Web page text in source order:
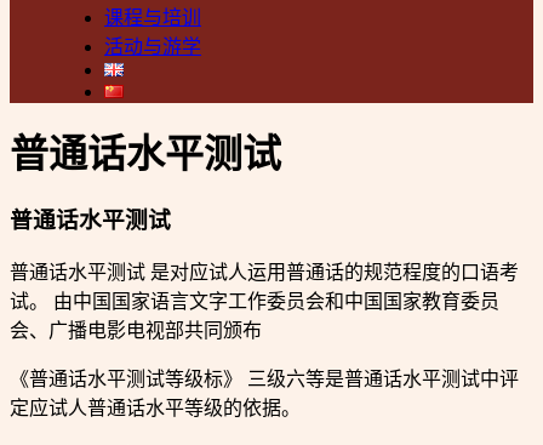
课程与培训
活动与游学
普通话水平测试
普通话水平测试
普通话水平测试 是对应试人运用普通话的规范程度的口语考
试。 由中国国家语言文字工作委员会和中国国家教育委员
会、广播电影电视部共同颁布
《普通话水平测试等级标》 三级六等是普通话水平测试中评
定应试人普通话水平等级的依据。